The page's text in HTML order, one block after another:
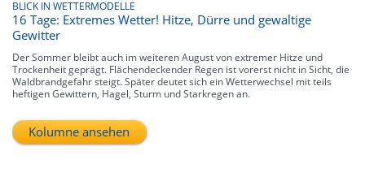
BLICK IN WETTERMODELLE
16 Tage: Extremes Wetter! Hitze, Dürre und gewaltige
Gewitter
Der Sommer bleibt auch im weiteren August von extremer Hitze und
Trockenheit geprägt. Flächendeckender Regen ist vorerst nicht in Sicht, die
Waldbrandgefahr steigt. Später deutet sich ein Wetterwechsel mit teils
heftigen Gewittern, Hagel, Sturm und Starkregen an.
Kolumne ansehen